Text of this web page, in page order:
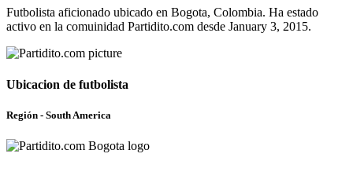
Futbolista aficionado ubicado en Bogota, Colombia. Ha estado
activo en la comuinidad Partidito.com desde January 3, 2015.
Ubicacion de futbolista
Región - South America